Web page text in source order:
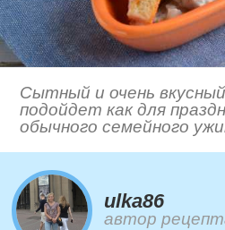
Сытный и очень
подойдет как для
обычного семейного
ulka86
автор